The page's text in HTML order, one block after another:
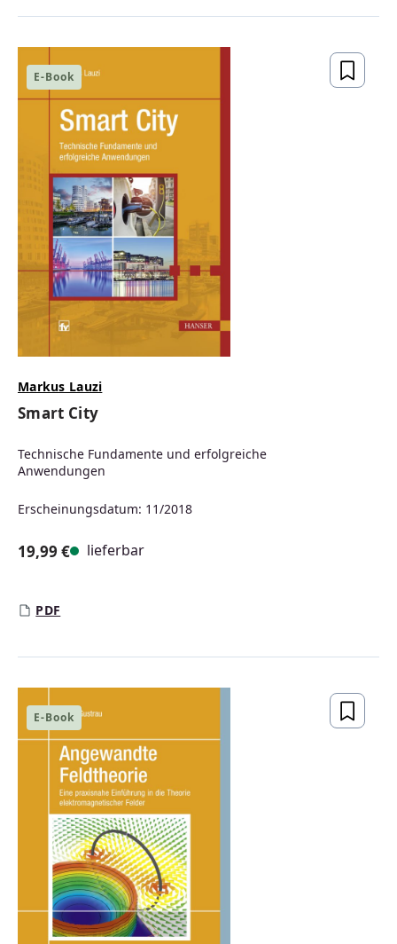
E-Book
Markus Lauzi
Smart City
Technische Fundamente und erfolgreiche
Anwendungen
Erscheinungsdatum: 11/2018
19,99 € lieferbar
PDF
E-Book